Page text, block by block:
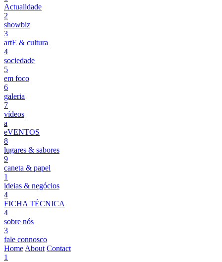
Actualidade
2
showbiz
3
artE & cultura
4
sociedade
5
em foco
6
galeria
7
vídeos
a
eVENTOS
8
lugares & sabores
9
caneta & papel
1
ideias & negócios
4
FICHA TÉCNICA
4
sobre nós
3
fale connosco
Home About Contact
1